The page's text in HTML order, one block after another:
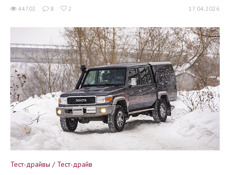
44702 8 2 17.04.2026
Тест-драйвы / Тест-драйв